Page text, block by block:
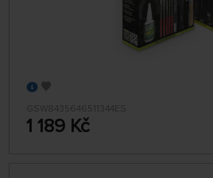
GSW8435646511344ES
1 189 Kč